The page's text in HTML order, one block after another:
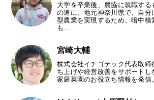
大学を卒業後、農協に就職す
の道に。地元神奈川県で、自分
型農業を実現するため、暗中模
も…
宮崎大輔
株式会社イチゴテック代表取締
ち上げや経営改善をサポートし
家庭菜園のお役立ち情報を発